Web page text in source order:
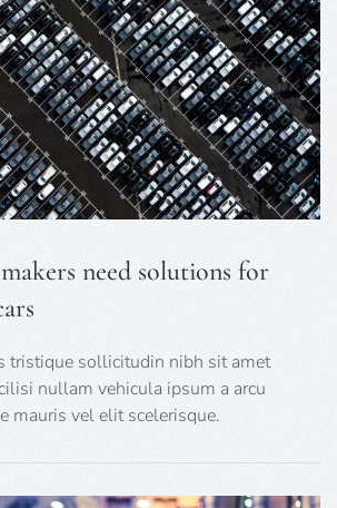
need solutions for
tristique sollicitudin nibh sit amet
nullam vehicula ipsum a arcu
mauris vel elit scelerisque.